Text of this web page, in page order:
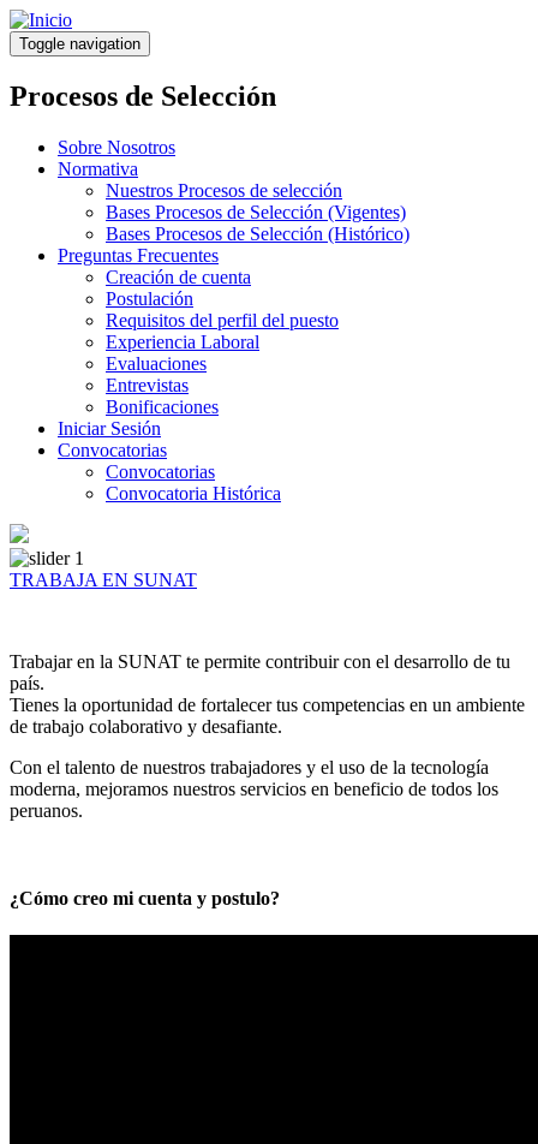
Pasar
al
contenido
principal
Toggle navigation
Procesos de Selección
Sobre Nosotros
Normativa
Nuestros Procesos de selección
Bases Procesos de Selección (Vigentes)
Bases Procesos de Selección (Histórico)
Preguntas Frecuentes
Creación de cuenta
Postulación
Requisitos del perfil del puesto
Experiencia Laboral
Evaluaciones
Entrevistas
Bonificaciones
Iniciar Sesión
Convocatorias
Convocatorias
Convocatoria Histórica
TRABAJA EN SUNAT
Trabajar en la SUNAT te permite contribuir con el desarrollo de tu
país.
Tienes la oportunidad de fortalecer tus competencias en un ambiente
de trabajo colaborativo y desafiante.
Con el talento de nuestros trabajadores y el uso de la tecnología
moderna, mejoramos nuestros servicios en beneficio de todos los
peruanos.
¿Cómo creo mi cuenta y postulo?